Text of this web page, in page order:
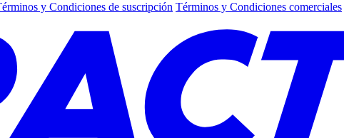
y Condiciones de suscripción Términos y Condiciones comerciales